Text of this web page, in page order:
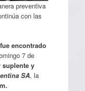
preventiva
con las
fue encontrado
7 de
suplente y
SA, la